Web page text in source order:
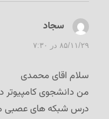
سجاد
۸۵/۱۱/۲۹ در ۷:۳۰
سلام اقای محمدی
من دانشجوی کامپیوتر
درس شبکه های